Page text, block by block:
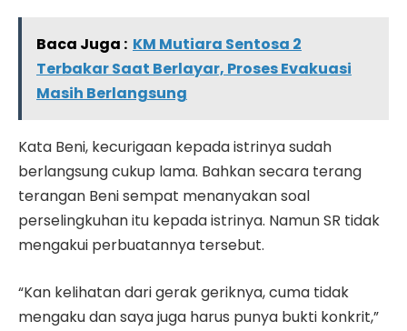
Baca Juga : KM Mutiara Sentosa 2
Terbakar Saat Berlayar, Proses Evakuasi
Masih Berlangsung
Kata Beni, kecurigaan kepada istrinya sudah
berlangsung cukup lama. Bahkan secara terang
terangan Beni sempat menanyakan soal
perselingkuhan itu kepada istrinya. Namun SR tidak
mengakui perbuatannya tersebut.
“Kan kelihatan dari gerak geriknya, cuma tidak
mengaku dan saya juga harus punya bukti konkrit,”